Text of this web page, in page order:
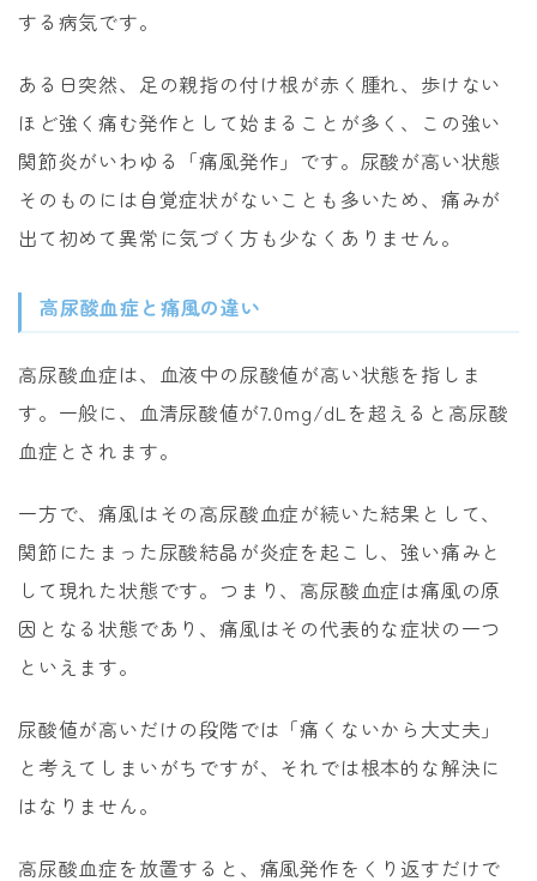
する病気です。
ある日突然、足の親指の付け根が赤く腫れ、歩けない
ほど強く痛む発作として始まることが多く、この強い
関節炎がいわゆる「痛風発作」です。尿酸が高い状態
そのものには自覚症状がないことも多いため、痛みが
出て初めて異常に気づく方も少なくありません。
高尿酸血症と痛風の違い
高尿酸血症は、血液中の尿酸値が高い状態を指しま
す。一般に、血清尿酸値が7.0mg/dLを超えると高尿酸
血症とされます。
一方で、痛風はその高尿酸血症が続いた結果として、
関節にたまった尿酸結晶が炎症を起こし、強い痛みと
して現れた状態です。つまり、高尿酸血症は痛風の原
因となる状態であり、痛風はその代表的な症状の一つ
といえます。
尿酸値が高いだけの段階では「痛くないから大丈夫」
と考えてしまいがちですが、それでは根本的な解決に
はなりません。
高尿酸血症を放置すると、痛風発作をくり返すだけで